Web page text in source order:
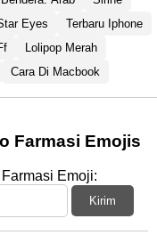
Eyes
Terbaru Iphone
Lolipop Merah
Cara Di Macbook
Farmasi Emojis
Emoji:
Kirim